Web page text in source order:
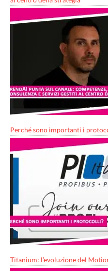
Perché sono importanti i
Titanium: l’evoluzione del